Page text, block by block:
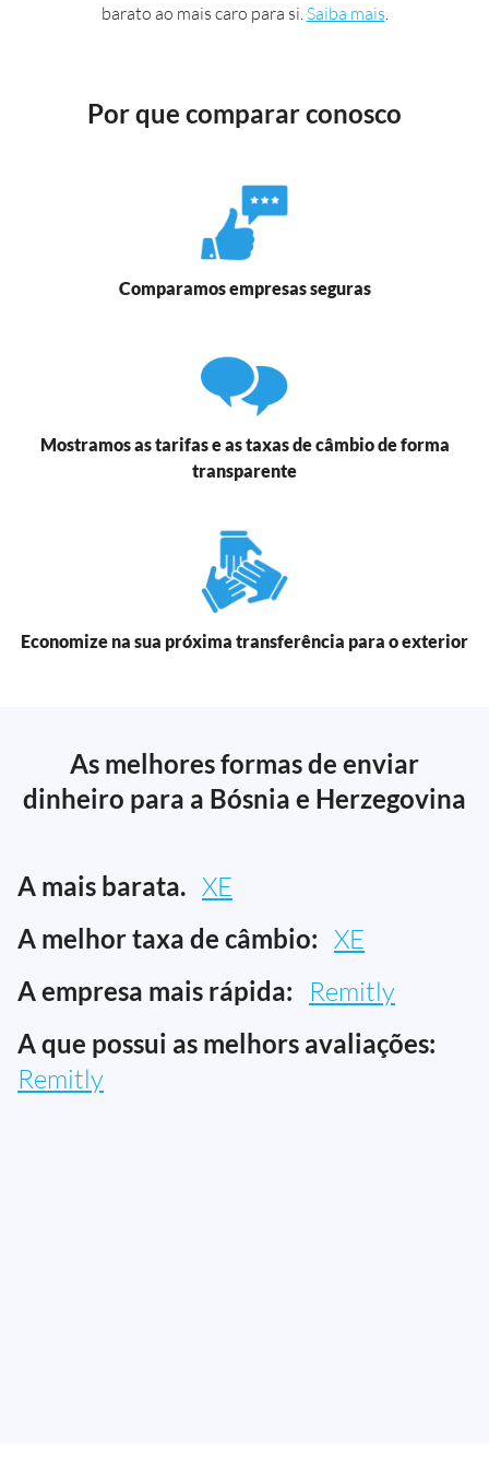
barato ao mais caro para si. Saiba mais
Por que comparar conosco
Comparamos empresas seguras
Mostramos as tarifas e as taxas de câmbio de forma
transparente
Economize na sua próxima transferência para o exterior
As melhores formas de enviar
dinheiro para a Bósnia e Herzegovina
A mais barata. XE
A melhor taxa de câmbio: XE
A empresa mais rápida: Remitly
A que possui as melhors avaliações:
Remitly